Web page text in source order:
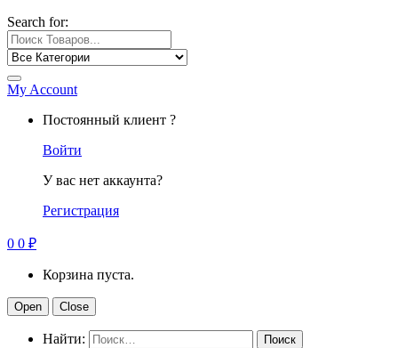
Search for:
My Account
Постоянный клиент ?
Войти
У вас нет аккаунта?
Регистрация
0 0 ₽
Корзина пуста.
Open Close
Найти: